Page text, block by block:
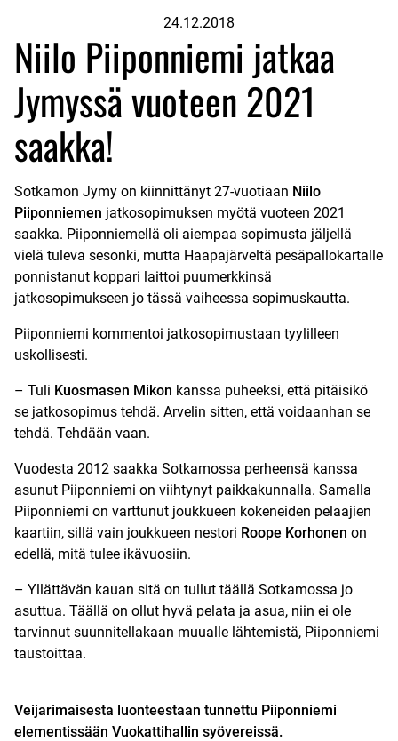
24.12.2018
Niilo Piiponniemi jatkaa
Jymyssä vuoteen 2021
saakka!
Sotkamon Jymy on kiinnittänyt 27-vuotiaan Niilo
Piiponniemen jatkosopimuksen myötä vuoteen 2021
saakka. Piiponniemellä oli aiempaa sopimusta jäljellä
vielä tuleva sesonki, mutta Haapajärveltä pesäpallokartalle
ponnistanut koppari laittoi puumerkkinsä
jatkosopimukseen jo tässä vaiheessa sopimuskautta.
Piiponniemi kommentoi jatkosopimustaan tyylilleen
uskollisesti.
– Tuli Kuosmasen Mikon kanssa puheeksi, että pitäisikö
se jatkosopimus tehdä. Arvelin sitten, että voidaanhan se
tehdä. Tehdään vaan.
Vuodesta 2012 saakka Sotkamossa perheensä kanssa
asunut Piiponniemi on viihtynyt paikkakunnalla. Samalla
Piiponniemi on varttunut joukkueen kokeneiden pelaajien
kaartiin, sillä vain joukkueen nestori Roope Korhonen on
edellä, mitä tulee ikävuosiin.
– Yllättävän kauan sitä on tullut täällä Sotkamossa jo
asuttua. Täällä on ollut hyvä pelata ja asua, niin ei ole
tarvinnut suunnitellakaan muualle lähtemistä, Piiponniemi
taustoittaa.
Veijarimaisesta luonteestaan tunnettu Piiponniemi
elementissään Vuokattihallin syövereissä.